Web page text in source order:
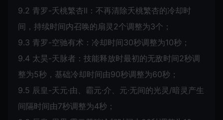
9.2 青罗-夭桃繁杏II：不再清除夭桃繁杏的冷却时
间，持续时间内召唤的扇灵2个调整为3个；
9.3 青罗-空驰有术：冷却时间30秒调整为10秒；
9.4 太昊-天脉者：技能释放时最初的无敌时间2秒调
整为5秒，基础冷却时间由90秒调整为60秒；
9.5 辰皇-天元·由、霸元·介、元·无间的光灵/暗灵产生
间隔时间由7秒调整为4秒；